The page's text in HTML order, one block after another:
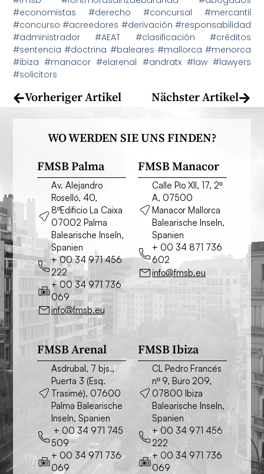
#economistas #derecho #concursal #mercantil
#concurso #acreedores #derivación #responsabilidad
#administrador #AEAT #clasificación #créditos
#sentencia #doctrina #baleares #mallorca #menorca
#ibiza #manacor #elarenal #andratx #law #lawyers
#solicitors
Vorheriger Artikel Nächster Artikel
WO WERDEN SIE UNS FINDEN?
FMSB Palma
Av. Alejandro
Roselló, 40,
8ºEdificio La Caixa
07002 Palma
Balearische Inseln,
Spanien
+ 00 34 971 456
222
+ 00 34 971 736
069
info@fmsb.eu
FMSB Manacor
Calle Pío XII, 17, 2º
A, 07500
Manacor Mallorca
Balearische Inseln,
Spanien
+ 00 34 871 736
602
info@fmsb.eu
FMSB Arenal
Asdrubal, 7 bjs.,
Puerta 3 (Esq.
Trasimé), 07600
Palma Balearische
Inseln, Spanien
+ 00 34 971 745
509
+ 00 34 971 736
069
FMSB Ibiza
CL Pedro Francés
nº 9, Büro 209,
07800 Ibiza
Balearische Inseln,
Spanien
+ 00 34 971 456
222
+ 00 34 971 736
069